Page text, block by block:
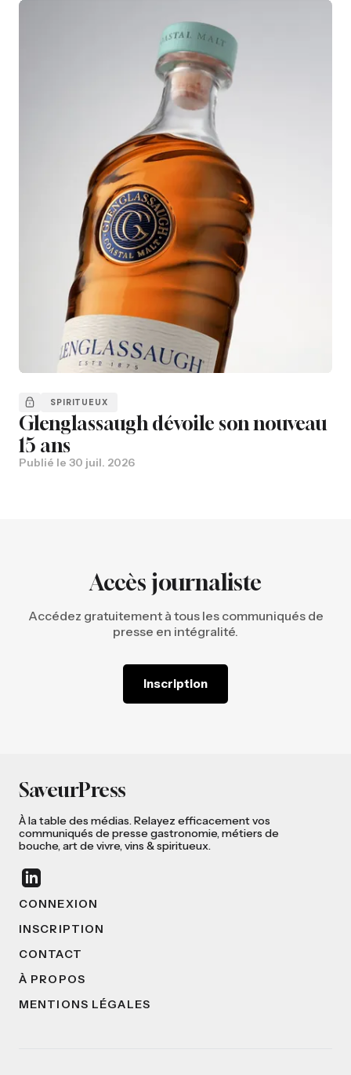
SPIRITUEUX
Glenglassaugh dévoile son nouveau
15 ans
Publié le 30 juil. 2026
Accès journaliste
Accédez gratuitement à tous les communiqués de
presse en intégralité.
Inscription
SaveurPress
À la table des médias. Relayez efficacement vos
communiqués de presse gastronomie, métiers de
bouche, art de vivre, vins & spiritueux.
CONNEXION
INSCRIPTION
CONTACT
À PROPOS
MENTIONS LÉGALES